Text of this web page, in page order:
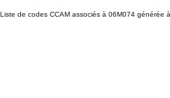
Liste de codes CCAM associés à 06M074 générée